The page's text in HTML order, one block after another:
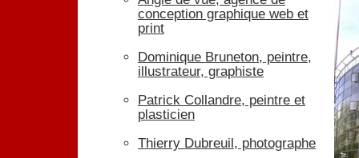
conception graphique web et
print
Dominique Bruneton, peintre,
illustrateur, graphiste
Patrick Collandre, peintre et
plasticien
Thierry Dubreuil, photographe